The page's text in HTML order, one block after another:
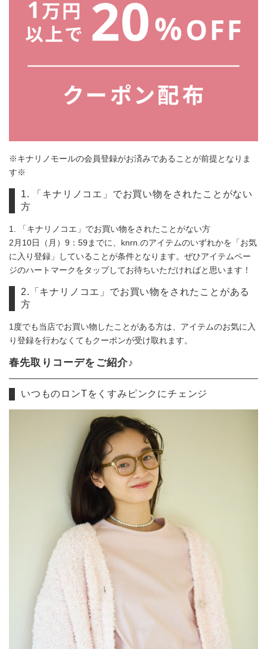
※キナリノモールの会員登録がお済みであることが前提となりま
す※
1. 「キナリノコエ」でお買い物をされたことがない
方
1. 「キナリノコエ」でお買い物をされたことがない方
2月10日（月）9：59までに、knrn.のアイテムのいずれかを「お気
に入り登録」していることが条件となります。ぜひアイテムペー
ジのハートマークをタップしてお待ちいただければと思います！
2.「キナリノコエ」でお買い物をされたことがある
方
1度でも当店でお買い物したことがある方は、アイテムのお気に入
り登録を行わなくてもクーポンが受け取れます。
春先取りコーデをご紹介♪
いつものロンTをくすみピンクにチェンジ